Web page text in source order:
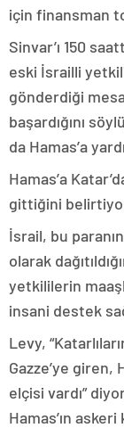
için finansman
Sinvar’ı 150
eski İsrailli
gönderdiği
başardığını
da Hamas’a
Hamas’a
gittiğini
İsrail, bu
olarak
yetkililerin
insani destek
Levy,
Gazze’ye giren,
elçisi vardı”
Hamas’ın